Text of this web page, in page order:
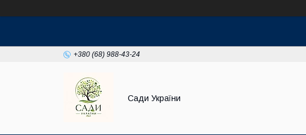
+380 (68) 988-43-24
Сади України